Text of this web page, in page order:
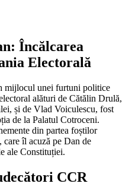
Încălcarea
Electorală
mijlocul unei furtuni politice
alături de Cătălin Drulă,
și de Vlad Voiculescu, fost
de la Palatul Cotroceni.
din partea foștilor
îl acuză pe Dan de
ale Constituției.
CCR